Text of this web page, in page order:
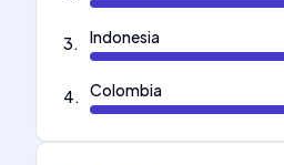
3. Indonesia
4. Colombia